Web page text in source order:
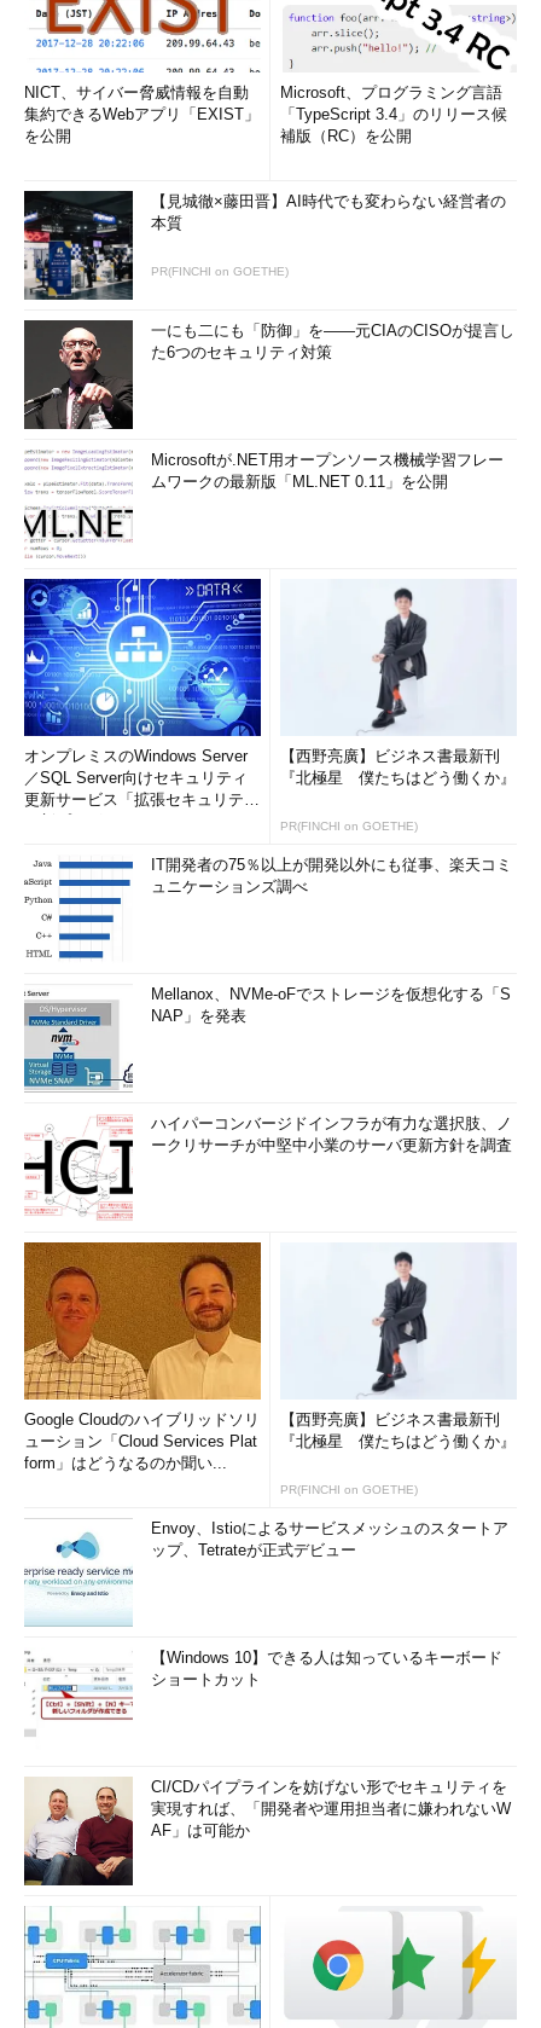
NICT、サイバー脅威情報を自動
集約できるWebアプリ「EXIST」
を公開
Microsoft、プログラミング言語
「TypeScript 3.4」のリリース候
補版（RC）を公開
【見城徹×藤田晋】AI時代でも変わらない経営者の
本質
PR(FINCHI on GOETHE)
一にも二にも「防御」を――元CIAのCISOが提言し
た6つのセキュリティ対策
Microsoftが.NET用オープンソース機械学習フレー
ムワークの最新版「ML.NET 0.11」を公開
オンプレミスのWindows Server
／SQL Server向けセキュリティ
更新サービス「拡張セキュリティ
【西野亮廣】ビジネス書最新刊
『北極星 僕たちはどう働くか』
PR(FINCHI on GOETHE)
IT開発者の75％以上が開発以外にも従事、楽天コミ
ュニケーションズ調べ
Mellanox、NVMe-oFでストレージを仮想化する「S
NAP」を発表
ハイパーコンバージドインフラが有力な選択肢、ノ
ークリサーチが中堅中小業のサーバ更新方針を調査
Google Cloudのハイブリッドソリ
ューション「Cloud Services Plat
form」はどうなるのか聞い...
【西野亮廣】ビジネス書最新刊
『北極星 僕たちはどう働くか』
PR(FINCHI on GOETHE)
Envoy、Istioによるサービスメッシュのスタートア
ップ、Tetrateが正式デビュー
【Windows 10】できる人は知っているキーボード
ショートカット
CI/CDパイプラインを妨げない形でセキュリティを
実現すれば、「開発者や運用担当者に嫌われないW
AF」は可能か